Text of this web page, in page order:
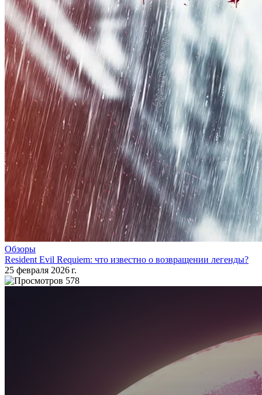
Обзоры
Resident Evil Requiem: что известно о возвращении легенды?
25 февраля 2026 г.
578